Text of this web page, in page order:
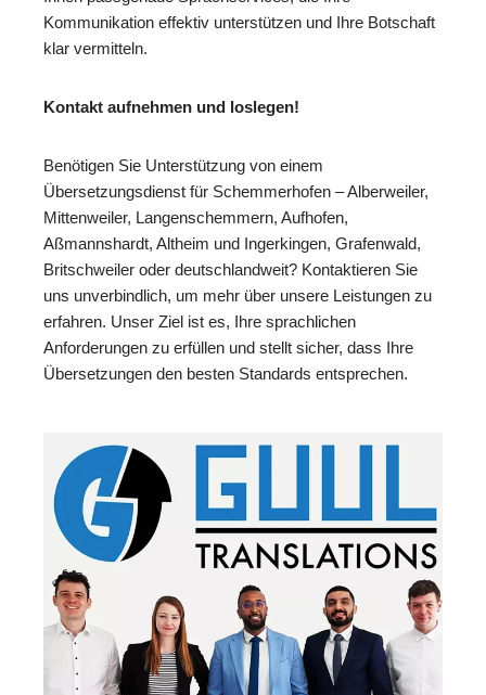
Kommunikation effektiv unterstützen und Ihre Botschaft
klar vermitteln.
Kontakt aufnehmen und loslegen!
Benötigen Sie Unterstützung von einem
Übersetzungsdienst für Schemmerhofen – Alberweiler,
Mittenweiler, Langenschemmern, Aufhofen,
Aßmannshardt, Altheim und Ingerkingen, Grafenwald,
Britschweiler oder deutschlandweit? Kontaktieren Sie
uns unverbindlich, um mehr über unsere Leistungen zu
erfahren. Unser Ziel ist es, Ihre sprachlichen
Anforderungen zu erfüllen und stellt sicher, dass Ihre
Übersetzungen den besten Standards entsprechen.